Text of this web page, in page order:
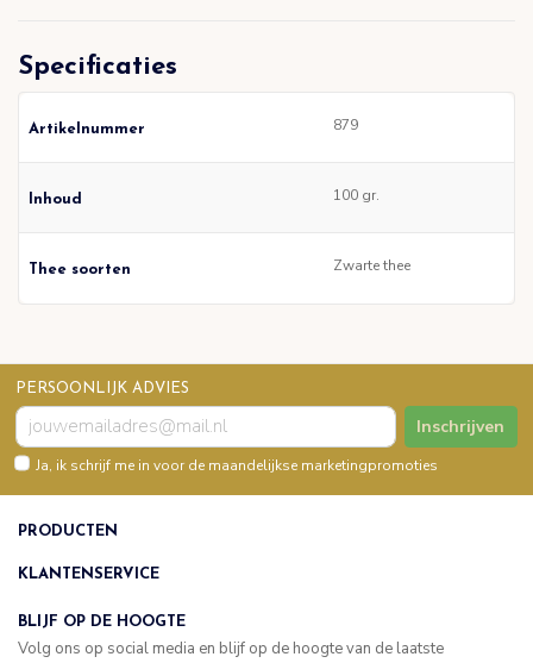
Specificaties
Artikelnummer 879
Inhoud 100 gr.
Thee soorten Zwarte thee
PERSOONLIJK ADVIES
Inschrijven
Ja, ik schrijf me in voor de maandelijkse marketingpromoties
PRODUCTEN
KLANTENSERVICE
BLIJF OP DE HOOGTE
Volg ons op social media en blijf op de hoogte van de laatste